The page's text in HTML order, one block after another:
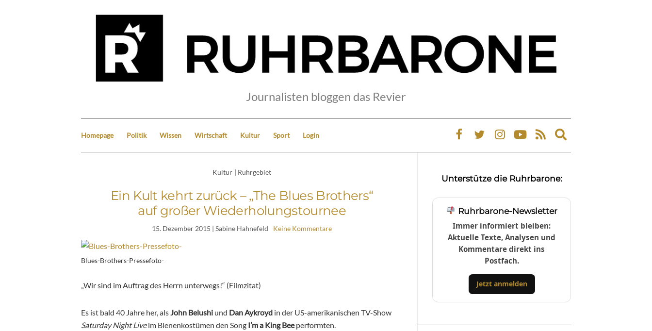
Journalisten bloggen das Revier
Homepage Politik Wissen Wirtschaft Kultur Sport Login
Expand
search
Kultur | Ruhrgebiet
Ein Kult kehrt zurück – „The Blues Brothers“
auf großer Wiederholungstournee
15. Dezember 2015 | Sabine Hahnefeld Keine Kommentare
Blues-Brothers-Pressefoto-
„Wir sind im Auftrag des Herrn unterwegs!“ (Filmzitat)
Es ist bald 40 Jahre her, als John Belushi und Dan Aykroyd in der US-amerikanischen TV-Show
Saturday Night Liveim Bienenkostümen den Song I’m a King Beeperformten.
Unterstütze die Ruhrbarone:
Ruhrbarone-Newsletter
Immer informiert bleiben:
Aktuelle Texte, Analysen und
Kommentare direkt ins
Postfach.
Jetzt anmelden